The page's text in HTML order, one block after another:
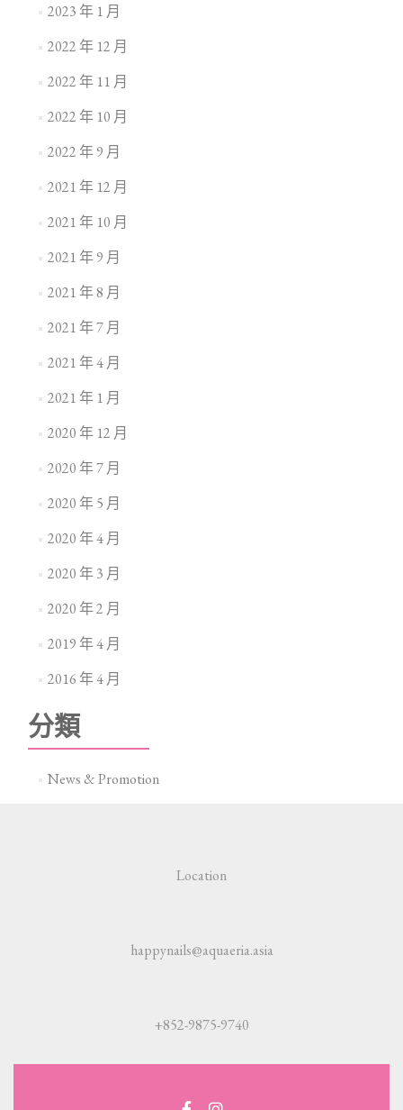
2023 年 1 月
2022 年 12 月
2022 年 11 月
2022 年 10 月
2022 年 9 月
2021 年 12 月
2021 年 10 月
2021 年 9 月
2021 年 8 月
2021 年 7 月
2021 年 4 月
2021 年 1 月
2020 年 12 月
2020 年 7 月
2020 年 5 月
2020 年 4 月
2020 年 3 月
2020 年 2 月
2019 年 4 月
2016 年 4 月
分類
News & Promotion
Location
happynails@aquaeria.asia
+852-9875-9740